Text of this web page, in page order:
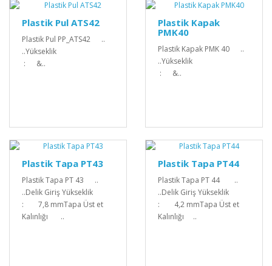
Plastik Pul ATS42
Plastik Pul PP_ATS42 ..
..Yükseklik
: &..
Plastik Kapak
PMK40
Plastik Kapak PMK 40 ..
..Yükseklik
: &..
Plastik Tapa PT43
Plastik Tapa PT 43 ..
..Delik Giriş Yükseklik
: 7,8 mmTapa Üst et
Kalınlığı ..
Plastik Tapa PT44
Plastik Tapa PT 44 ..
..Delik Giriş Yükseklik
: 4,2 mmTapa Üst et
Kalınlığı ..